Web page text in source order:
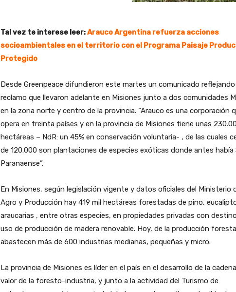
Tal vez te interese leer:Arauco Argentina refuerza acciones
socioambientales en el territorio con el Programa Paisaje
Protegido
Desde Greenpeace difundieron este martes un comunicado reflejando
reclamo que llevaron adelante en Misiones junto a dos comunidades
en la zona norte y centro de la provincia. “Arauco es una corporación
opera en treinta países y en la provincia de Misiones tiene unas
hectáreas – NdR: un 45% en conservación voluntaria- , de las cuales
de 120.000 son plantaciones de especies exóticas donde antes había
Paranaense”.
En Misiones, según legislación vigente y datos oficiales del Ministerio
Agro y Producción hay 419 mil hectáreas forestadas de pino,
araucarias , entre otras especies, en propiedades privadas con
uso de producción de madera renovable. Hoy, de la producción
abastecen más de 600 industrias medianas, pequeñas y micro.
La provincia de Misiones es líder en el país en el desarrollo de la
valor de la foresto-industria, y junto a la actividad del Turismo de